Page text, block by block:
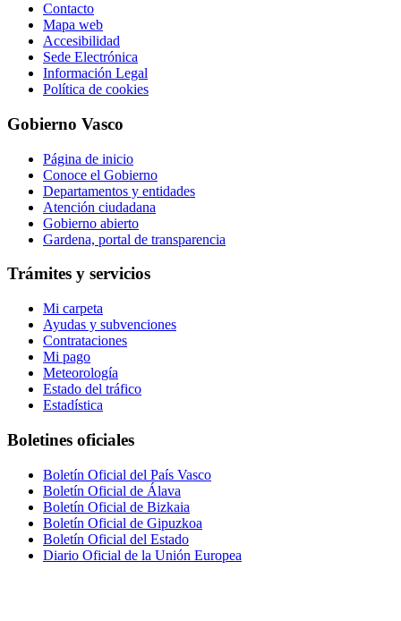
Contacto
Mapa web
Accesibilidad
Sede Electrónica
Información Legal
Política de cookies
Gobierno Vasco
Página de inicio
Conoce el Gobierno
Departamentos y entidades
Atención ciudadana
Gobierno abierto
Gardena, portal de transparencia
Trámites y servicios
Mi carpeta
Ayudas y subvenciones
Contrataciones
Mi pago
Meteorología
Estado del tráfico
Estadística
Boletines oficiales
Boletín Oficial del País Vasco
Boletín Oficial de Álava
Boletín Oficial de Bizkaia
Boletín Oficial de Gipuzkoa
Boletín Oficial del Estado
Diario Oficial de la Unión Europea